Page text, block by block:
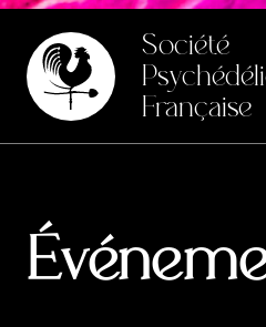
Société
Française